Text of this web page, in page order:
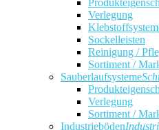
Verlegung
Sockelleisten
Reinigung /
Sortiment /
Sauberlaufsysteme
Verlegung
Sortiment /
Industrieböden